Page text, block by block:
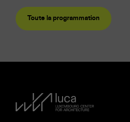
Toute la programmation